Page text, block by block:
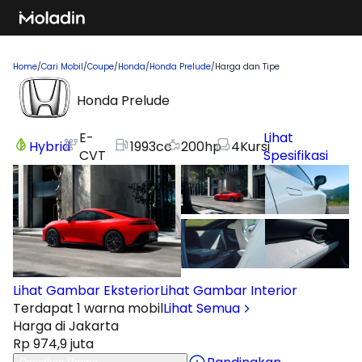
Home/Cari Mobil/Coupe/Honda/Honda Prelude/Harga dan Tipe
Honda Prelude
Hybrid E-
CVT
1993cc 200hp 4KursiLihat
Spesifikasi
Lihat Gambar EksteriorLihat Gambar Interior
Terdapat 1 warna mobilLihat Semua
Harga di Jakarta
Rp 974,9 juta